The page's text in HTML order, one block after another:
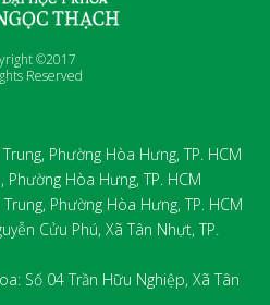
©2017
Reserved
Phường Hòa Hưng, TP. HCM
Phường Hòa Hưng, TP. HCM
Phường Hòa Hưng, TP. HCM
Cửu Phú, Xã Tân Nhựt, TP.
Số 04 Trần Hữu Nghiệp, Xã Tân